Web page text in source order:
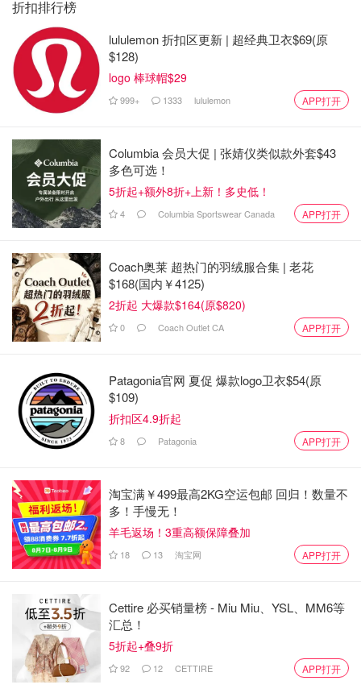
折扣排行榜
lululemon 折扣区更新 | 超经典卫衣$69(原
$128)
logo 棒球帽$29
999+ 1333 lululemon APP打开
Columbia 会员大促 | 张婧仪类似款外套$43
多色可选！
5折起+额外8折+上新！多史低！
4 Columbia Sportswear Canada APP打开
Coach奥莱 超热门的羽绒服合集 | 老花
$168(国内￥4125)
2折起 大爆款$164(原$820)
0 Coach Outlet CA APP打开
Patagonia官网 夏促 爆款logo卫衣$54(原
$109)
折扣区4.9折起
8 Patagonia APP打开
淘宝满￥499最高2KG空运包邮 回归！数量不
多！手慢无！
羊毛返场！3重高额保障叠加
18 13 淘宝网 APP打开
Cettire 必买销量榜 - Miu Miu、YSL、MM6等
汇总！
5折起+叠9折
92 12 CETTIRE APP打开